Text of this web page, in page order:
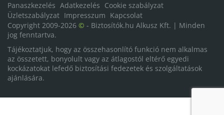
Panaszkezelés Adatkezelés Cookie szabályzat
Üzletszabályzat Impresszum Kapcsolat
Copyright 2009-2026 © - Biztosítók.hu Alkusz Kft. | Minden
jog fenntartva.
Tájékoztatjuk, hogy az összehasonlító funkció nem alkalmas
az összetett, bonyolult vagy az átlagostól eltérő egyedi
kockázatokat lefedő biztosítási fedezetek és szolgáltatások
ajánlására.